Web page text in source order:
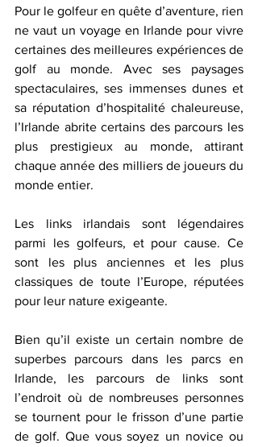
Pour le golfeur en quête d’aventure, rien
ne vaut un voyage en Irlande pour vivre
certaines des meilleures expériences de
golf au monde. Avec ses paysages
spectaculaires, ses immenses dunes et
sa réputation d’hospitalité chaleureuse,
l’Irlande abrite certains des parcours les
plus prestigieux au monde, attirant
chaque année des milliers de joueurs du
monde entier.
Les links irlandais sont légendaires
parmi les golfeurs, et pour cause. Ce
sont les plus anciennes et les plus
classiques de toute l’Europe, réputées
pour leur nature exigeante.
Bien qu’il existe un certain nombre de
superbes parcours dans les parcs en
Irlande, les parcours de links sont
l’endroit où de nombreuses personnes
se tournent pour le frisson d’une partie
de golf. Que vous soyez un novice ou